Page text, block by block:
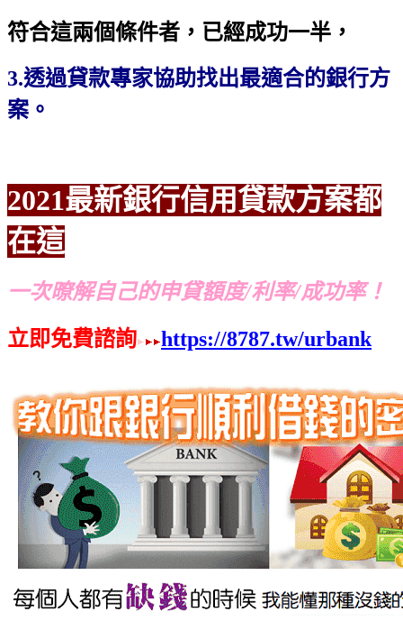
符合這兩個條件者，已經成功一半，
3.透過貸款專家協助找出最適合的銀行方
案。
2021最新銀行信用貸款方案都
在這
一次暸解自己的申貸額度/利率/成功率！
立即免費諮詢
https://8787.tw/urbank